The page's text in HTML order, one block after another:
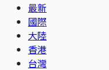
最新
國際
大陸
香港
台灣